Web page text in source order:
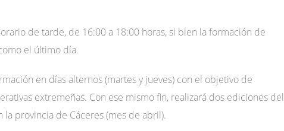
de tarde, de 16:00 a 18:00 horas, si bien la formación de
el último día.
en días alternos (martes y jueves) con el objetivo de
extremeñas. Con ese mismo fin, realizará dos ediciones del
provincia de Cáceres (mes de abril).